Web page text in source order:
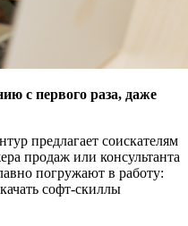
с первого раза, даже
предлагает соискателям
продаж или консультанта
погружают в работу:
софт-скиллы